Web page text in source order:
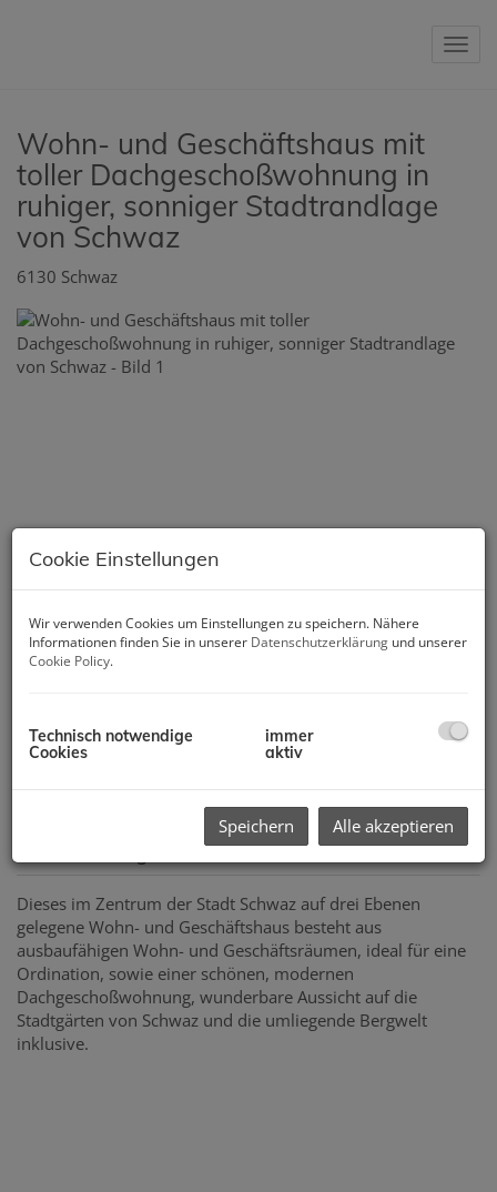
Wohn- und Geschäftshaus mit
toller Dachgeschoßwohnung in
ruhiger, sonniger Stadtrandlage
von Schwaz
6130 Schwaz
Dieses im Zentrum der Stadt Schwaz auf drei Ebenen
gelegene Wohn- und Geschäftshaus besteht aus
ausbaufähigen Wohn- und Geschäftsräumen, ideal für eine
Ordination, sowie einer schönen, modernen
Dachgeschoßwohnung, wunderbare Aussicht auf die
Stadtgärten von Schwaz und die umliegende Bergwelt
inklusive.
Cookie Einstellungen
Wir verwenden Cookies um Einstellungen zu speichern. Nähere
Informationen finden Sie in unserer Datenschutzerklärung und unserer
Cookie Policy.
Technisch notwendige
Cookies
immer
aktiv
Speichern Alle akzeptieren